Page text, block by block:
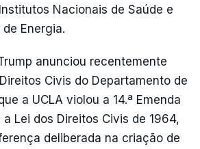
Nacionais de Saúde e
Energia.
anunciou recentemente
Civis do Departamento de
a UCLA violou a 14.ª Emenda
Lei dos Direitos Civis de 1964,
deliberada na criação de